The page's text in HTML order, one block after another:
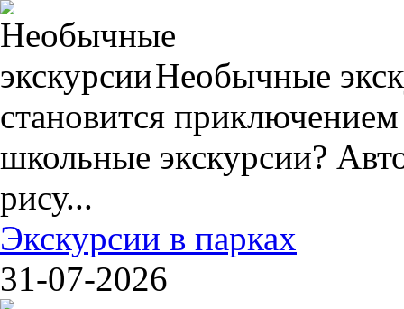
Необычные
становится
школьные экскурсии?
рису...
Экскурсии в парках
31-07-2026